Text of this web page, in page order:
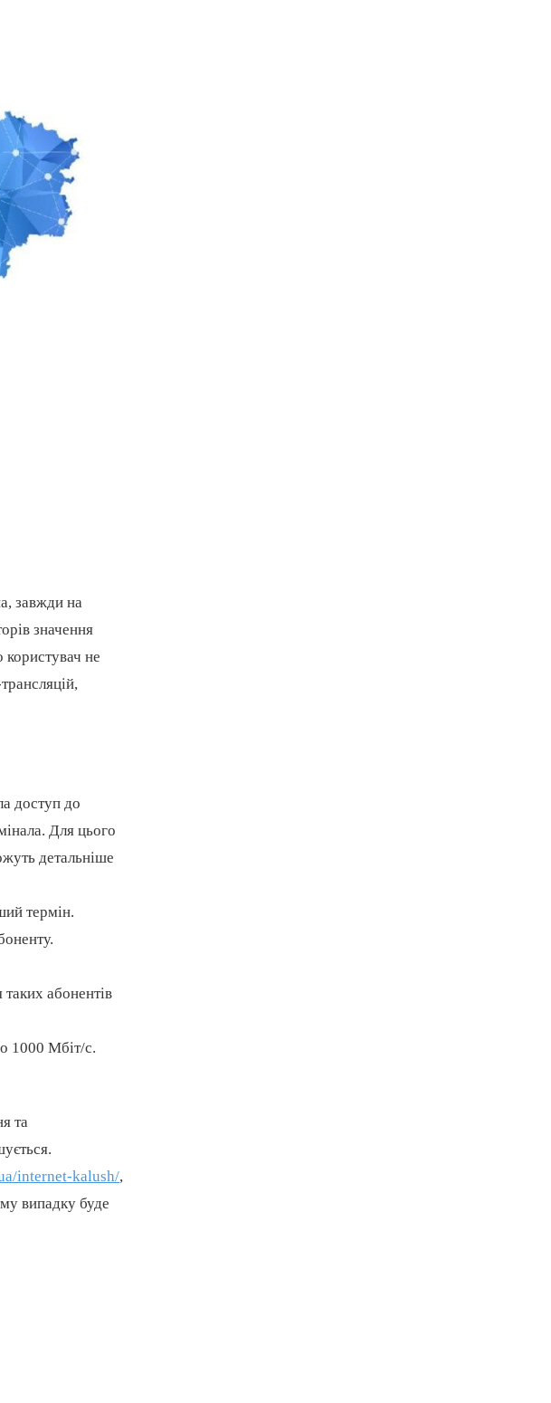
завжди на
значення
не
доступ до
Для цього
детальніше
термін.
абонентів
1000 Мбіт/с.
та
internet-kalush/,
випадку буде